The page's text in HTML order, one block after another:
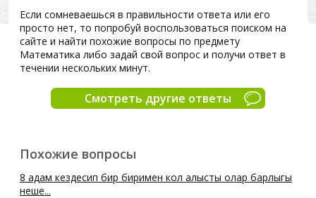
Если сомневаешься в правильности ответа или его
просто нет, то попробуй воспользоваться поиском на
сайте и найти похожие вопросы по предмету
Математика либо задай свой вопрос и получи ответ в
течении нескольких минут.
Смотреть другие ответы
Похожие вопросы
8 адам кездесип бир биримен кол алысты олар барлыгы
неше...